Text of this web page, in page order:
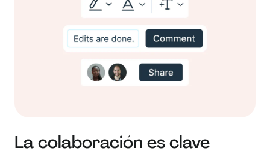
La colaboración es clave